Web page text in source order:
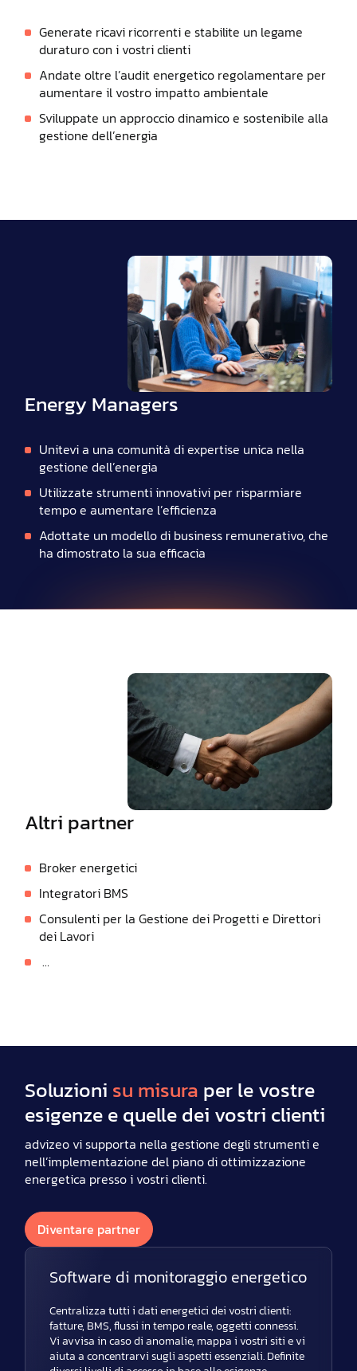
Generate ricavi ricorrenti e stabilite un legame
duraturo con i vostri clienti
Andate oltre l’audit energetico regolamentare per
aumentare il vostro impatto ambientale
Sviluppate un approccio dinamico e sostenibile alla
gestione dell’energia
Energy Managers
Unitevi a una comunità di expertise unica nella
gestione dell’energia
Utilizzate strumenti innovativi per risparmiare
tempo e aumentare l’efficienza
Adottate un modello di business remunerativo, che
ha dimostrato la sua efficacia
Altri partner
Broker energetici
Integratori BMS
Consulenti per la Gestione dei Progetti e Direttori
dei Lavori
…
Soluzioni su misura per le vostre
esigenze e quelle dei vostri clienti
advizeo vi supporta nella gestione degli strumenti e
nell’implementazione del piano di ottimizzazione
energetica presso i vostri clienti.
Diventare partner
Software di monitoraggio energetico
Centralizza tutti i dati energetici dei vostri clienti:
fatture, BMS, flussi in tempo reale, oggetti connessi.
Vi avvisa in caso di anomalie, mappa i vostri siti e vi
aiuta a concentrarvi sugli aspetti essenziali. Definite